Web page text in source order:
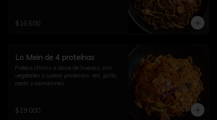
$16.500
Lo Mein de 4 proteínas
Fideos chinos a base de huevos, con
vegetales y cuatro proteínas: res, pollo,
cerdo y camarones.
$19.000